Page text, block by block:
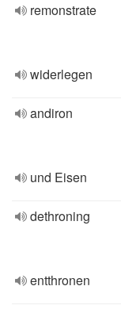
remonstrate
widerlegen
andiron
und Eisen
dethroning
entthronen